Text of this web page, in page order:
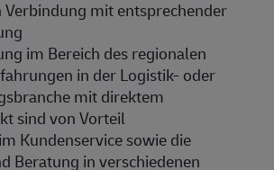
mit entsprechender
im Bereich des regionalen
in der Logistik- oder
mit direktem
sind von Vorteil
Kundenservice sowie die
Beratung in verschiedenen